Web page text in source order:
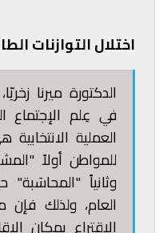
اختلال التوازنات
الدكتورة ميرنا
في عِلم الإجتماع
العملية
للمواطن أولاً
وثانياً
العام، ولذلك
الإقتراع بمكان